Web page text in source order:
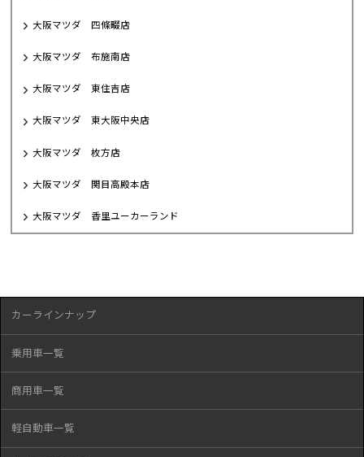
大阪マツダ 四條畷店
大阪マツダ 布施南店
大阪マツダ 東住吉店
大阪マツダ 東大阪中央店
大阪マツダ 枚方店
大阪マツダ 関目高殿本店
大阪マツダ 香里ユーカーランド
カーラインナップ
乗用車一覧
商用車一覧
軽自動車一覧